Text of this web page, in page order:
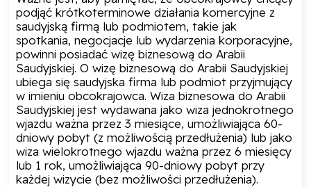
podjąć krótkoterminowe działania komercyjne z
saudyjską firmą lub podmiotem, takie jak
spotkania, negocjacje lub wydarzenia korporacyjne,
powinni posiadać wizę biznesową do Arabii
Saudyjskiej. O wizę biznesową do Arabii Saudyjskiej
ubiega się saudyjska firma lub podmiot przyjmujący
w imieniu obcokrajowca. Wiza biznesowa do Arabii
Saudyjskiej jest wydawana jako wiza jednokrotnego
wjazdu ważna przez 3 miesiące, umożliwiająca 60-
dniowy pobyt (z możliwością przedłużenia) lub jako
wiza wielokrotnego wjazdu ważna przez 6 miesięcy
lub 1 rok, umożliwiająca 90-dniowy pobyt przy
każdej wizycie (bez możliwości przedłużenia).